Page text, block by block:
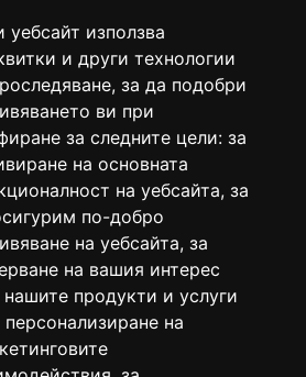
уебсайт използва
и други технологии
за да подобри
ви при
за следните цели: за
на основната
на уебсайта, за
по-добро
на уебсайта, за
на вашия интерес
продукти и услуги
персонализиране на